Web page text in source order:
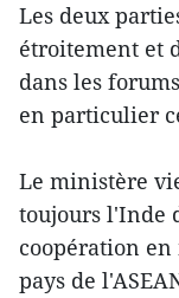
Les deux
étroitement et
dans les
en particulier
Le ministère
toujours l'Inde
coopération en
pays de